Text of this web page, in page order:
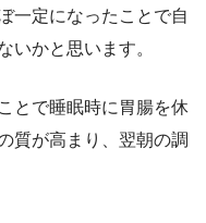
一定になったことで自
いかと思います。
とで睡眠時に胃腸を休
質が高まり、翌朝の調